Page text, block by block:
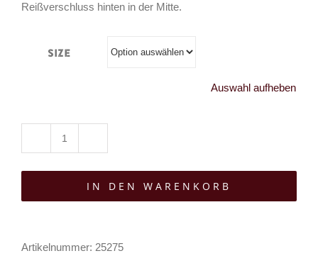
Reißverschluss hinten in der Mitte.
Size
Auswahl aufheben
Top
Renaissance
IN DEN WARENKORB
Artikelnummer: 25275